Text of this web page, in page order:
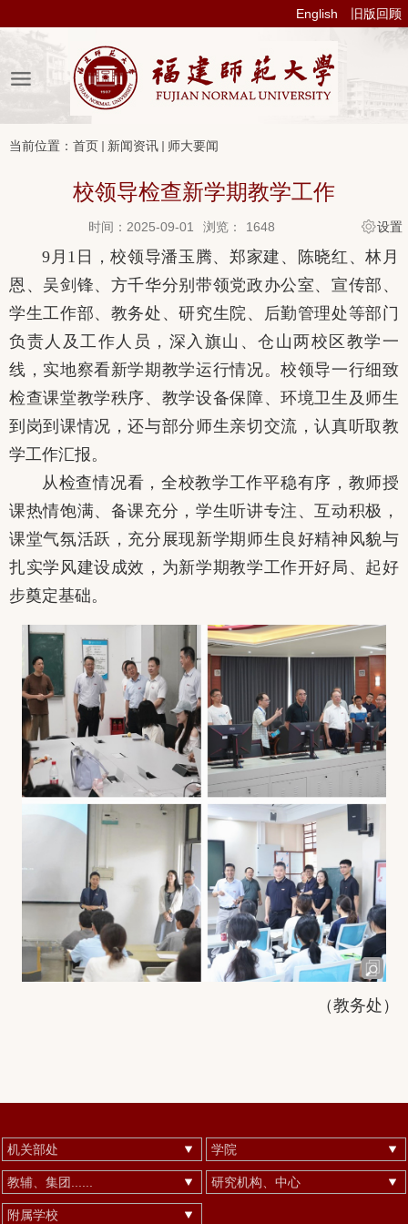
English 旧版回顾
当前位置： 首页 新闻资讯 师大要闻
校领导检查新学期教学工作
时间：2025-09-01 浏览： 1648 设置
9月1日，校领导潘玉腾、郑家建、陈晓红、林月
恩、吴剑锋、方千华分别带领党政办公室、宣传部、
学生工作部、教务处、研究生院、后勤管理处等部门
负责人及工作人员，深入旗山、仓山两校区教学一
线，实地察看新学期教学运行情况。校领导一行细致
检查课堂教学秩序、教学设备保障、环境卫生及师生
到岗到课情况，还与部分师生亲切交流，认真听取教
学工作汇报。
从检查情况看，全校教学工作平稳有序，教师授
课热情饱满、备课充分，学生听讲专注、互动积极，
课堂气氛活跃，充分展现新学期师生良好精神风貌与
扎实学风建设成效，为新学期教学工作开好局、起好
步奠定基础。
（教务处 ）
机关部处 学院
教辅、集团...... 研究机构、中心
附属学校